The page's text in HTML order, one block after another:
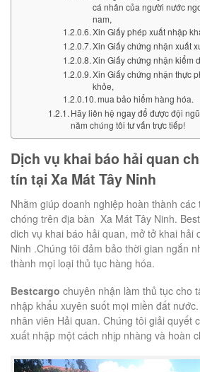
cá nhân của người nước
nam,
Xin Giấy phép xuất nhập
Xin Giấy chứng nhận xuất
Xin Giấy chứng nhận kiểm
Xin Giấy chứng nhận thực
khỏe,
mua bảo hiểm hàng hóa.
Hãy liên hệ ngay để được đội
năm chúng tôi tư vấn trực tiếp!
Dịch vụ khai báo hải quan
tín tại Xa Mát Tây Ninh
Nhằm giúp doanh nghiệp hoàn thành
chóng trên địa bàn Xa Mát Tây Ninh.
dich vụ khai báo hải quan, mở tở khai hải
Ninh .Chúng tôi đảm bảo thời gian ngắn
thành mọi loại thủ tục hàng hóa.
Bestcargo chuyên nhận làm thủ tục cho
nhập khẩu xuyên suốt mọi miền đất
nhân viên Hải quan. Chúng tôi giải quyết
xuất nhập một cách nhịp nhàng và hoàn